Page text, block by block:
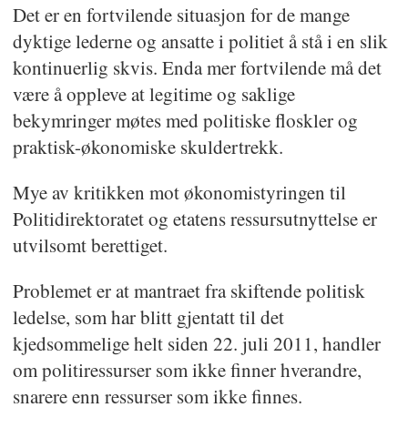
Det er en fortvilende situasjon for de mange
dyktige lederne og ansatte i politiet å stå i en slik
kontinuerlig skvis. Enda mer fortvilende må det
være å oppleve at legitime og saklige
bekymringer møtes med politiske floskler og
praktisk-økonomiske skuldertrekk.
Mye av kritikken mot økonomistyringen til
Politidirektoratet og etatens ressursutnyttelse er
utvilsomt berettiget.
Problemet er at mantraet fra skiftende politisk
ledelse, som har blitt gjentatt til det
kjedsommelige helt siden 22. juli 2011, handler
om politiressurser som ikke finner hverandre,
snarere enn ressurser som ikke finnes.